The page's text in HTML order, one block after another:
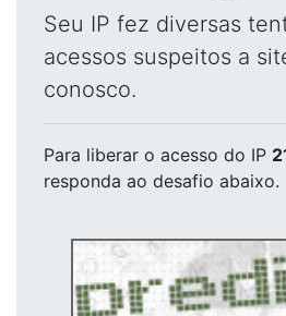
Seu IP fez diversas
acessos suspeitos a
conosco.
Para liberar o acesso do IP
responda ao desafio abaixo.